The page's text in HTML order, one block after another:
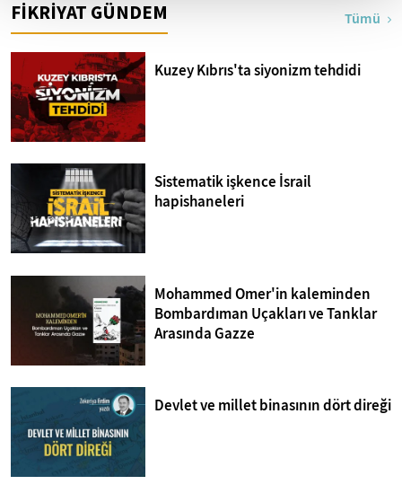
FİKRİYAT GÜNDEM Tümü
Kuzey Kıbrıs'ta siyonizm tehdidi
Sistematik işkence İsrail
hapishaneleri
Mohammed Omer'in kaleminden
Bombardıman Uçakları ve Tanklar
Arasında Gazze
Devlet ve millet binasının dört direği